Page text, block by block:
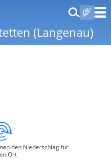
(Langenau)
den Niederschlag für
Ort